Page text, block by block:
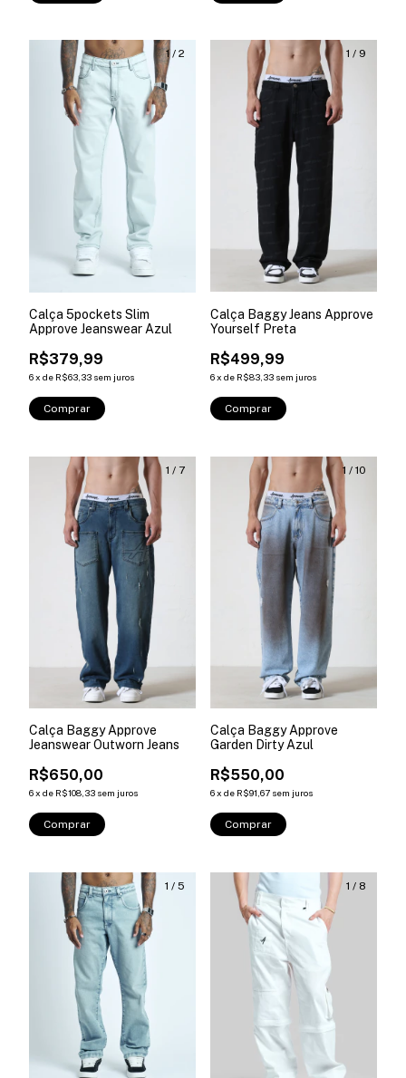
1/ 2
Calça 5pockets Slim
Approve Jeanswear Azul
R$379,99
6x de R$63,33 sem juros
Comprar
1 / 9
Calça Baggy Jeans Approve
Yourself Preta
R$499,99
6x de R$83,33 sem juros
Comprar
1 / 7
Calça Baggy Approve
Jeanswear Outworn Jeans
R$650,00
6x de R$108,33 sem juros
Comprar
1 / 10
Calça Baggy Approve
Garden Dirty Azul
R$550,00
6x de R$91,67 sem juros
Comprar
1 / 5 1 / 8